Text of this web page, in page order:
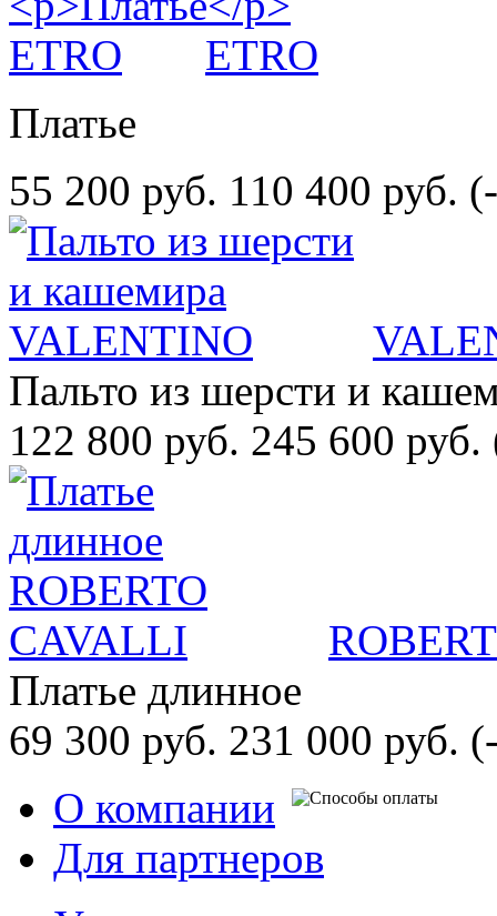
ETRO
Платье
55 200 руб. 110 400 руб.
Пальто из шерсти и
122 800 руб. 245 600 руб.
Платье длинное
69 300 руб. 231 000 руб.
О компании
Для партнеров